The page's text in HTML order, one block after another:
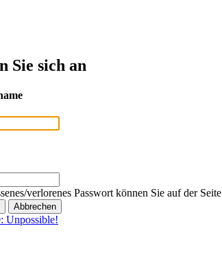
Sie sich an
verlorenes Passwort können Sie auf der Seite